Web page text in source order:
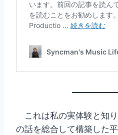
これは私の実体験と知
の話を総合して構築した